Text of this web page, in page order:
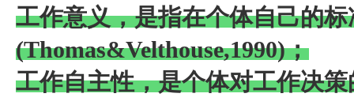
工作意义，是指在个体自己的
(Thomas&Velthouse,1990)；
工作自主性，是个体对工作决